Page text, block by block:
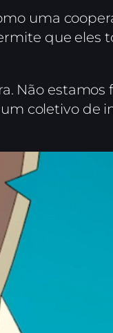
uma
que eles
Não estamos
coletivo de